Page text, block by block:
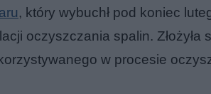
, który wybuchł pod koniec
oczyszczania spalin.
w procesie